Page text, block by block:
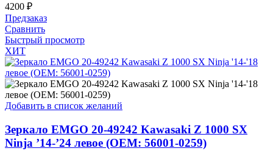
4200 ₽
Предзаказ
Сравнить
Быстрый просмотр
ХИТ
Добавить в список желаний
Зеркало EMGO 20-49242 Kawasaki Z 1000 SX
Ninja ’14-’24 левое (OEM: 56001-0259)